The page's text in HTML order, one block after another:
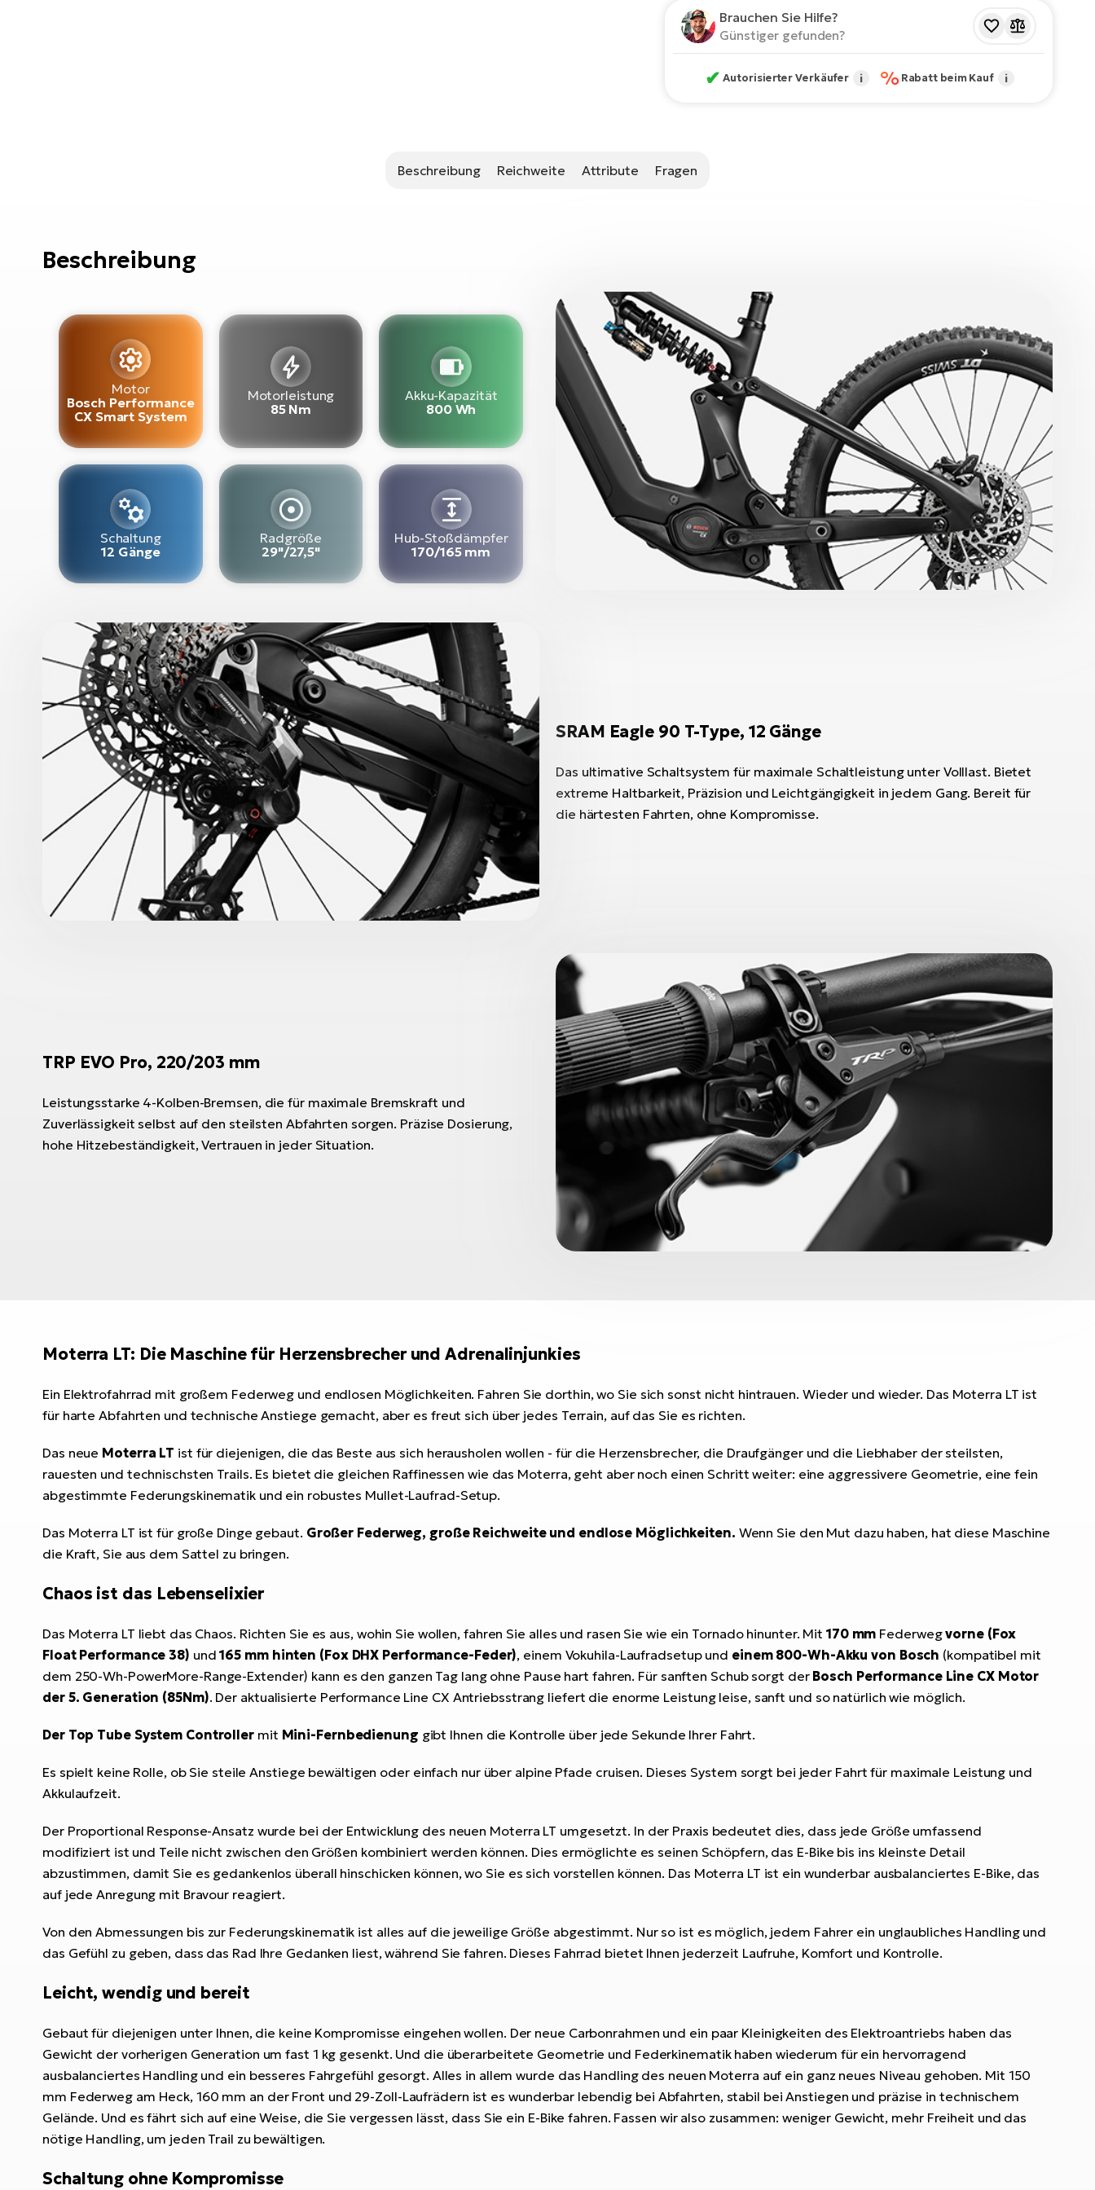
Brauchen Sie Hilfe?
Günstiger gefunden?
✔ Autorisierter Verkäufer i %Rabatt beim Kauf i
Beschreibung Reichweite Attribute Fragen
Beschreibung
Motor
Bosch Performance
CX Smart System
Motorleistung
85 Nm
Akku-Kapazität
800 Wh
Schaltung
12 Gänge
Radgröße
29"/27,5"
Hub-Stoßdämpfer
170/165 mm
SRAM Eagle 90 T-Type, 12 Gänge
Das ultimative Schaltsystem für maximale Schaltleistung unter Volllast. Bietet
extreme Haltbarkeit, Präzision und Leichtgängigkeit in jedem Gang. Bereit für
die härtesten Fahrten, ohne Kompromisse.
TRP EVO Pro, 220/203 mm
Leistungsstarke 4-Kolben-Bremsen, die für maximale Bremskraft und
Zuverlässigkeit selbst auf den steilsten Abfahrten sorgen. Präzise Dosierung,
hohe Hitzebeständigkeit, Vertrauen in jeder Situation.
Moterra LT: Die Maschine für Herzensbrecher und Adrenalinjunkies
Ein Elektrofahrrad mit großem Federweg und endlosen Möglichkeiten. Fahren Sie dorthin, wo Sie sich sonst nicht hintrauen. Wieder und wieder. Das Moterra LT ist
für harte Abfahrten und technische Anstiege gemacht, aber es freut sich über jedes Terrain, auf das Sie es richten.
Das neue Moterra LT ist für diejenigen, die das Beste aus sich herausholen wollen - für die Herzensbrecher, die Draufgänger und die Liebhaber der steilsten,
rauesten und technischsten Trails. Es bietet die gleichen Raffinessen wie das Moterra, geht aber noch einen Schritt weiter: eine aggressivere Geometrie, eine fein
abgestimmte Federungskinematik und ein robustes Mullet-Laufrad-Setup.
Das Moterra LT ist für große Dinge gebaut. Großer Federweg, große Reichweite und endlose Möglichkeiten. Wenn Sie den Mut dazu haben, hat diese Maschine
die Kraft, Sie aus dem Sattel zu bringen.
Chaos ist das Lebenselixier
Das Moterra LT liebt das Chaos. Richten Sie es aus, wohin Sie wollen, fahren Sie alles und rasen Sie wie ein Tornado hinunter. Mit 170 mm Federwegvorne (Fox
Float Performance 38) und165 mm hinten (Fox DHX Performance-Feder), einem Vokuhila-Laufradsetup und einem 800-Wh-Akku von Bosch (kompatibel mit
dem 250-Wh-PowerMore-Range-Extender) kann es den ganzen Tag lang ohne Pause hart fahren. Für sanften Schub sorgt der Bosch Performance Line CX Motor
der 5. Generation (85Nm). Der aktualisierte Performance Line CX Antriebsstrang liefert die enorme Leistung leise, sanft und so natürlich wie möglich.
Der Top Tube System Controller mit Mini-Fernbedienung gibt Ihnen die Kontrolle über jede Sekunde Ihrer Fahrt.
Es spielt keine Rolle, ob Sie steile Anstiege bewältigen oder einfach nur über alpine Pfade cruisen. Dieses System sorgt bei jeder Fahrt für maximale Leistung und
Akkulaufzeit.
Der Proportional Response-Ansatz wurde bei der Entwicklung des neuen Moterra LT umgesetzt. In der Praxis bedeutet dies, dass jede Größe umfassend
modifiziert ist und Teile nicht zwischen den Größen kombiniert werden können. Dies ermöglichte es seinen Schöpfern, das E-Bike bis ins kleinste Detail
abzustimmen, damit Sie es gedankenlos überall hinschicken können, wo Sie es sich vorstellen können. Das Moterra LT ist ein wunderbar ausbalanciertes E-Bike, das
auf jede Anregung mit Bravour reagiert.
Von den Abmessungen bis zur Federungskinematik ist alles auf die jeweilige Größe abgestimmt. Nur so ist es möglich, jedem Fahrer ein unglaubliches Handling und
das Gefühl zu geben, dass das Rad Ihre Gedanken liest, während Sie fahren. Dieses Fahrrad bietet Ihnen jederzeit Laufruhe, Komfort und Kontrolle.
Leicht, wendig und bereit
Gebaut für diejenigen unter Ihnen, die keine Kompromisse eingehen wollen. Der neue Carbonrahmen und ein paar Kleinigkeiten des Elektroantriebs haben das
Gewicht der vorherigen Generation um fast 1 kg gesenkt. Und die überarbeitete Geometrie und Federkinematik haben wiederum für ein hervorragend
ausbalanciertes Handling und ein besseres Fahrgefühl gesorgt. Alles in allem wurde das Handling des neuen Moterra auf ein ganz neues Niveau gehoben. Mit 150
mm Federweg am Heck, 160 mm an der Front und 29-Zoll-Laufrädern ist es wunderbar lebendig bei Abfahrten, stabil bei Anstiegen und präzise in technischem
Gelände. Und es fährt sich auf eine Weise, die Sie vergessen lässt, dass Sie ein E-Bike fahren. Fassen wir also zusammen: weniger Gewicht, mehr Freiheit und das
nötige Handling, um jeden Trail zu bewältigen.
Schaltung ohne Kompromisse